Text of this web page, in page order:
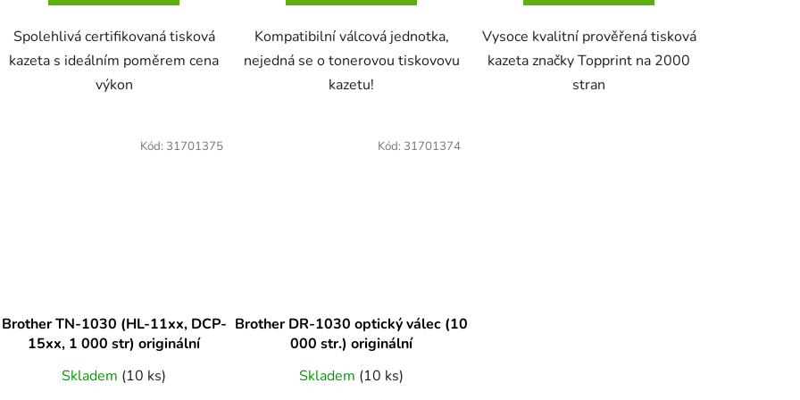
Spolehlivá certifikovaná tisková
kazeta s ideálním poměrem cena
výkon
Kompatibilní válcová jednotka,
nejedná se o tonerovou tiskovovu
kazetu!
Vysoce kvalitní prověřená tisková
kazeta značky Topprint na 2000
stran
Brother TN-1030 (HL-11xx, DCP-
15xx, 1 000 str) originální
Skladem (10 ks)
Kód: 31701375
Brother DR-1030 optický válec (10
000 str.) originální
Skladem (10 ks)
Kód: 31701374